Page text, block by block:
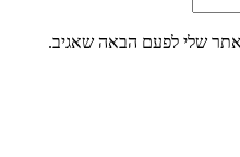
שלי לפעם הבאה שאגיב.